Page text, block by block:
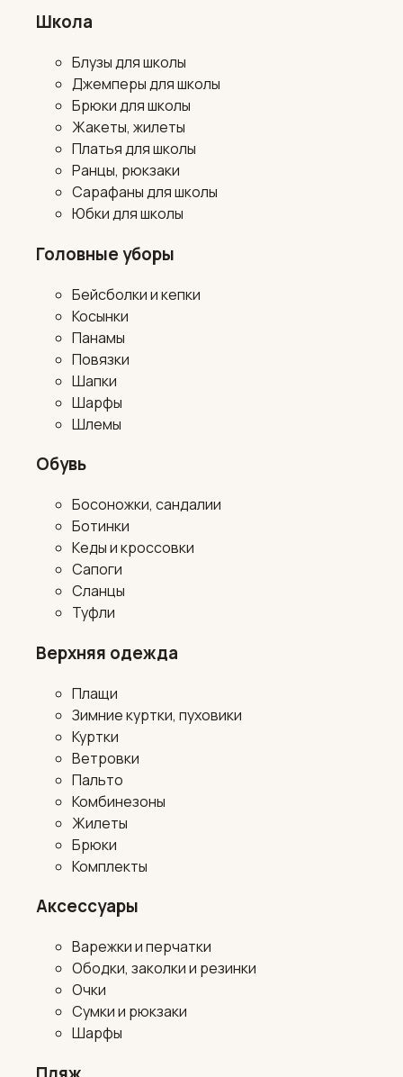
Школа
Блузы для школы
Джемперы для школы
Брюки для школы
Жакеты, жилеты
Платья для школы
Ранцы, рюкзаки
Сарафаны для школы
Юбки для школы
Головные уборы
Бейсболки и кепки
Косынки
Панамы
Повязки
Шапки
Шарфы
Шлемы
Обувь
Босоножки, сандалии
Ботинки
Кеды и кроссовки
Сапоги
Сланцы
Туфли
Верхняя одежда
Плащи
Зимние куртки, пуховики
Куртки
Ветровки
Пальто
Комбинезоны
Жилеты
Брюки
Комплекты
Аксессуары
Варежки и перчатки
Ободки, заколки и резинки
Очки
Сумки и рюкзаки
Шарфы